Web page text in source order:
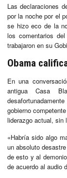
Las declaraciones
por la noche por el
se hizo eco de la
los comentarios
trabajaron en su
Obama
En una
antigua Casa
gobierno
liderazgo actual, sin
«Habría sido algo
un absoluto
de esto y al
de acuerdo al audio